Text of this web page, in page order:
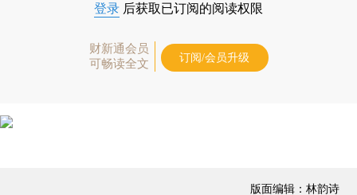
登录 后获取已订阅的阅读权限
财新通会员
可畅读全文
订阅/会员升级
版面编辑：林韵诗